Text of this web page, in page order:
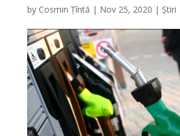
by Cosmin Țîntă | Nov 25, 2020 | Știri